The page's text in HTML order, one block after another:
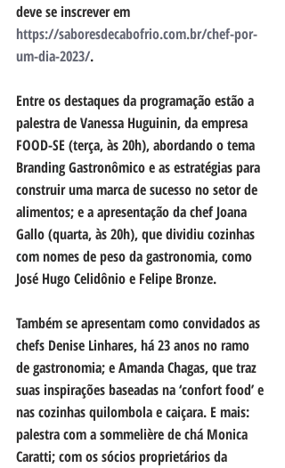
deve se inscrever em
https://saboresdecabofrio.com.br/chef-por-
um-dia-2023/.
Entre os destaques da programação estão a
palestra de Vanessa Huguinin, da empresa
FOOD-SE (terça, às 20h), abordando o tema
Branding Gastronômico e as estratégias para
construir uma marca de sucesso no setor de
alimentos; e a apresentação da chef Joana
Gallo (quarta, às 20h), que dividiu cozinhas
com nomes de peso da gastronomia, como
José Hugo Celidônio e Felipe Bronze.
Também se apresentam como convidados as
chefs Denise Linhares, há 23 anos no ramo
de gastronomia; e Amanda Chagas, que traz
suas inspirações baseadas na ‘confort food’ e
nas cozinhas quilombola e caiçara. E mais:
palestra com a sommelière de chá Monica
Caratti; com os sócios proprietários da